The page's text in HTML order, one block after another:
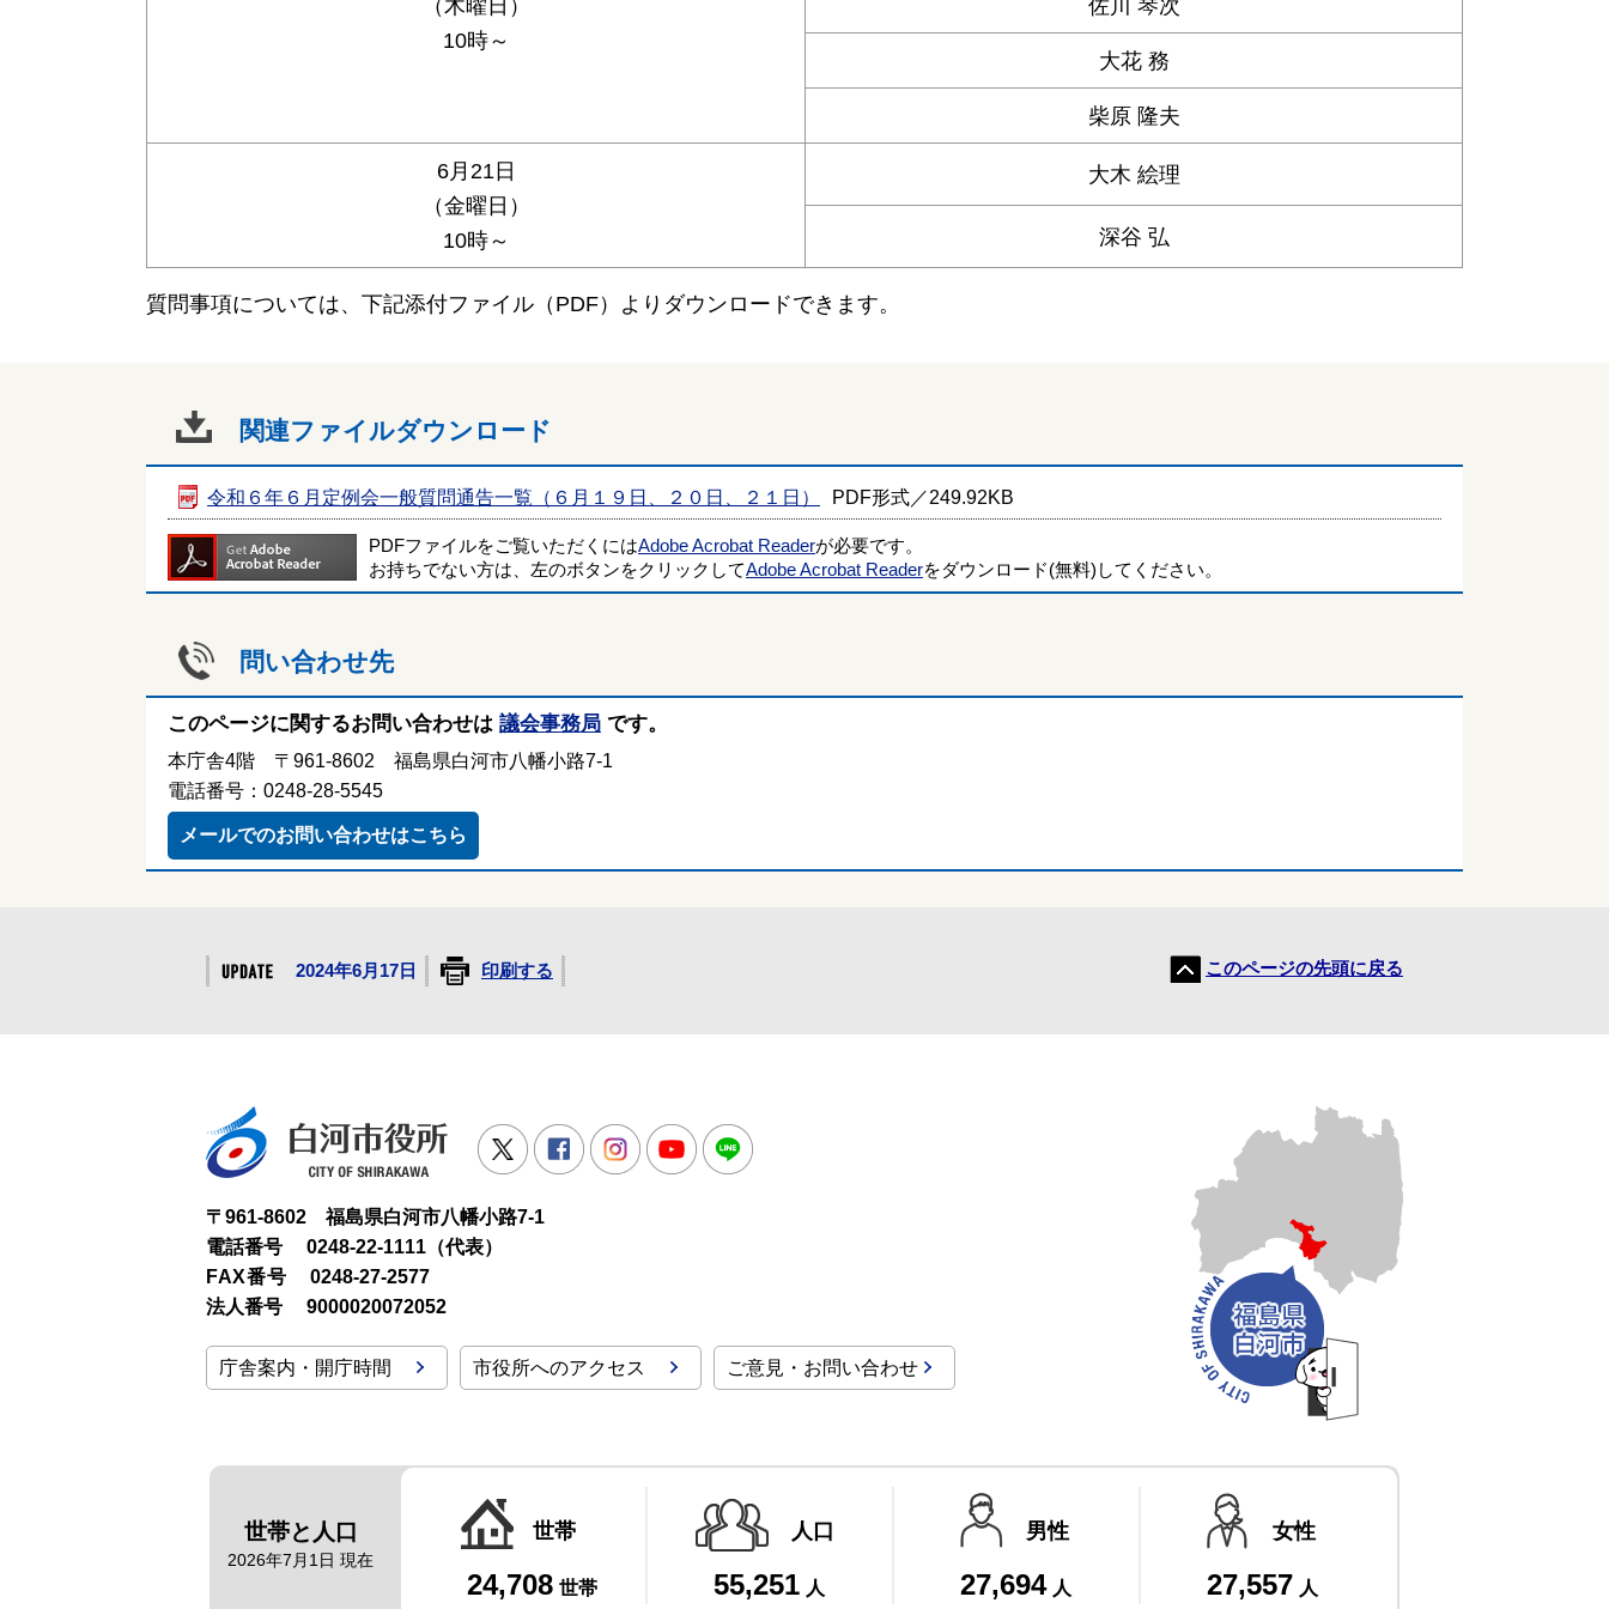
（木曜日）
10時～
佐川 琴次
大花 務
柴原 隆夫
6月21日
（金曜日）
10時～
大木 絵理
深谷 弘
質問事項については、下記添付ファイル（PDF）よりダウンロードできます。
関連ファイルダウンロード
令和６年６月定例会一般質問通告一覧（６月１９日、２０日、２１日） PDF形式／249.92KB
PDFファイルをご覧いただくにはAdobe Acrobat Readerが必要です。
お持ちでない方は、左のボタンをクリックしてAdobe Acrobat Readerをダウンロード(無料)してください。
問い合わせ先
このページに関するお問い合わせは 議会事務局 です。
本庁舎4階 〒961-8602 福島県白河市八幡小路7-1
電話番号：0248-28-5545
メールでのお問い合わせはこちら
2024年6月17日 印刷する このページの先頭に戻る
白河市役所
Twitter FacebookInstagramYoutube
〒961-8602 福島県白河市八幡小路7-1
電話番号
0248-22-1111（代表）
FAX番号
0248-27-2577
法人番号
9000020072052
庁舎案内・開庁時間 市役所へのアクセス ご意見・お問い合わせ
世帯と人口
2026年7月1日 現在
世帯
24,708 世帯
人口
55,251 人
男性
27,694 人
女性
27,557 人